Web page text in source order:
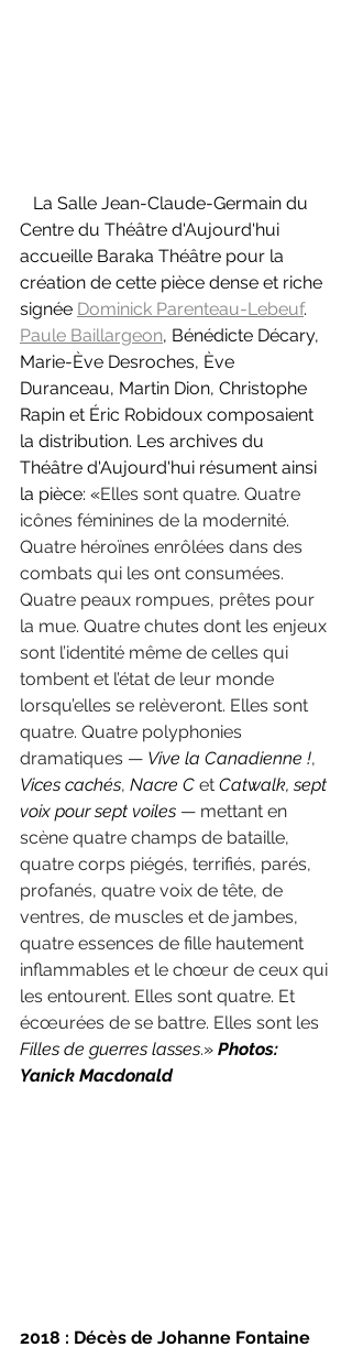
Centre du Théâtre d'Aujourd'hui
accueille Baraka Théâtre pour la
création de cette pièce dense et riche
signée Dominick Parenteau-Lebeuf.
Paule Baillargeon, Bénédicte Décary,
Marie-Ève Desroches, Ève
Duranceau, Martin Dion, Christophe
Rapin et Éric Robidoux composaient
la distribution. Les archives du
Théâtre d'Aujourd'hui résument ainsi
la pièce: «Elles sont quatre. Quatre
icônes féminines de la modernité.
Quatre héroïnes enrôlées dans des
combats qui les ont consumées.
Quatre peaux rompues, prêtes pour
la mue. Quatre chutes dont les enjeux
sont l’identité même de celles qui
tombent et l’état de leur monde
lorsqu’elles se relèveront. Elles sont
quatre. Quatre polyphonies
dramatiques — Vive la Canadienne !,
Vices cachés, Nacre C et Catwalk, sept
voix pour sept voiles — mettant en
scène quatre champs de bataille,
quatre corps piégés, terrifiés, parés,
profanés, quatre voix de tête, de
ventres, de muscles et de jambes,
quatre essences de fille hautement
inflammables et le chœur de ceux qui
les entourent. Elles sont quatre. Et
écœurées de se battre. Elles sont les
Filles de guerres lasses.» Photos:
Yanick Macdonald
2018 : Décès de Johanne Fontaine